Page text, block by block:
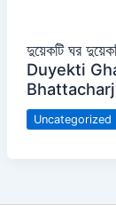
দুয়েকটি ঘর
Duyekti
Uncategorized